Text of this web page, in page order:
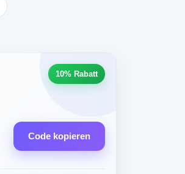
10% Rabatt
Code kopieren